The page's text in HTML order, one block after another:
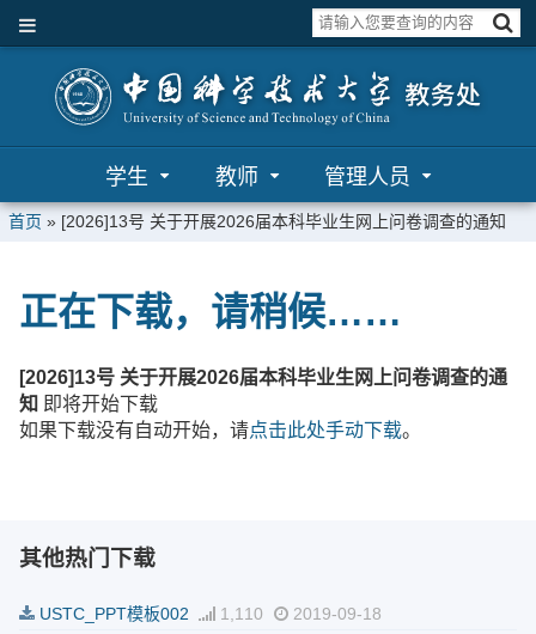
学生 教师 管理人员
首页 » [2026]13号 关于开展2026届本科毕业生网上问卷调查的通知
正在下载，请稍候……
[2026]13号 关于开展2026届本科毕业生网上问卷调查的通
知 即将开始下载
如果下载没有自动开始，请点击此处手动下载。
其他热门下载
USTC_PPT模板002 1,110
2019-09-18